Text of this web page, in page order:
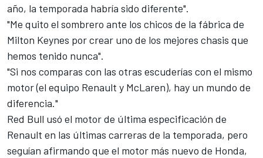
año, la temporada habría sido diferente".
"Me quito el sombrero ante los chicos de la fábrica de
Milton Keynes por crear uno de los mejores chasis que
hemos tenido nunca".
"Si nos comparas con las otras escuderías con el mismo
motor (el equipo Renault y McLaren), hay un mundo de
diferencia."
Red Bull usó el motor de última especificación de
Renault en las últimas carreras de la temporada, pero
seguían afirmando que el motor más nuevo de Honda,